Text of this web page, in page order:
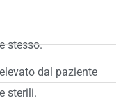
stesso.
dal paziente
sterili.